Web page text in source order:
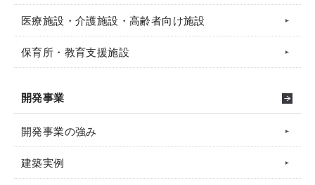
医療施設・介護施設・高齢者向け施設
保育所・教育支援施設
開発事業
開発事業の強み
建築実例